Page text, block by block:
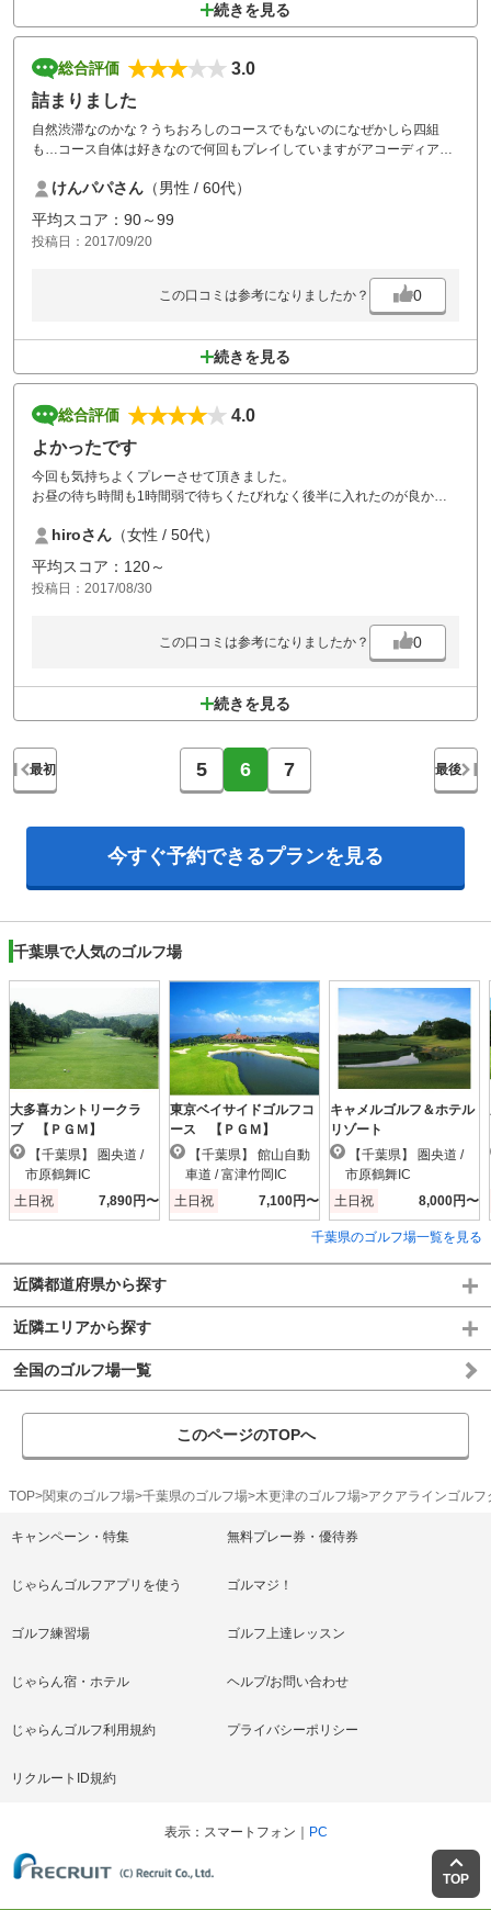
続きを見る
総合評価
3.0
詰まりました
自然渋滞なのかな？うちおろしのコースでもないのになぜかしら四組
も…コース自体は好きなので何回もプレイしていますがアコーディアの
けんパパさん （男性 / 60代）
平均スコア：90～99
投稿日：2017/09/20
この口コミは参考になりましたか？ 0
続きを見る
総合評価
4.0
よかったです
今回も気持ちよくプレーさせて頂きました。
お昼の待ち時間も1時間弱で待ちくたびれなく後半に入れたのが良かっ
hiroさん （女性 / 50代）
平均スコア：120～
投稿日：2017/08/30
この口コミは参考になりましたか？ 0
続きを見る
最初 5 6 7 最後
今すぐ予約できるプランを見る
千葉県で人気のゴルフ場
大多喜カントリークラ
ブ 【ＰＧＭ】
市原鶴舞IC
土日祝
7,890円〜
東京ベイサイドゴルフコ
ース 【ＰＧＭ】
車道 / 富津竹岡IC
土日祝
7,100円〜
キャメルゴルフ＆ホテル
リゾート
市原鶴舞IC
土日祝
8,000円〜
千葉県のゴルフ場一覧を見る
TOP
近隣都道府県から探す
近隣エリアから探す
全国のゴルフ場一覧
このページのTOPへ
TOP 関東のゴルフ場 千葉県のゴルフ場 木更津のゴルフ場 アクアラインゴル
キャンペーン・特集 無料プレー券・優待券
じゃらんゴルフアプリを使う ゴルマジ！
ゴルフ練習場 ゴルフ上達レッスン
じゃらん宿・ホテル ヘルプ/お問い合わせ
じゃらんゴルフ利用規約 プライバシーポリシー
リクルートID規約
表示 スマートフォン PC